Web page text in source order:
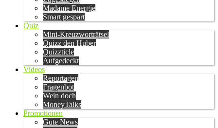
Madame Energie
Smart gespart
Quiz
Mini-Kreuzworträtsel
Quizz den Huber
Quizzticle
Aufgedeckt
Videos
Reportagen
Fragenbot
Wein doch
MoneyTalks
Promotionen
Gute News